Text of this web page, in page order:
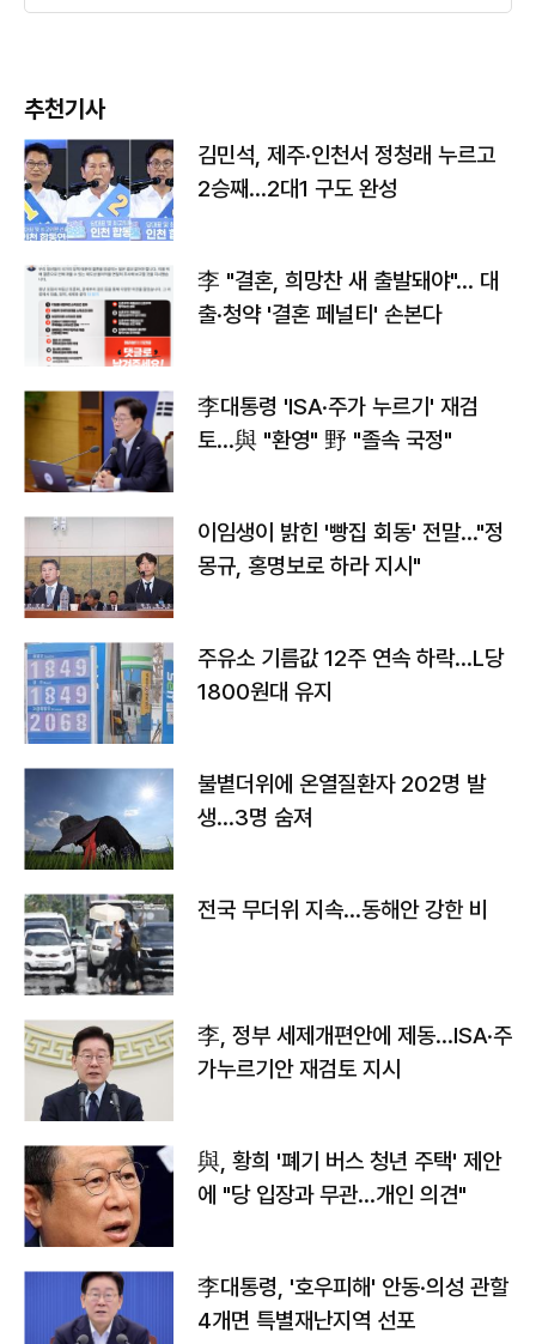
추천기사
김민석, 제주·인천서 정청래 누르고
2승째…2대1 구도 완성
李 "결혼, 희망찬 새 출발돼야"… 대
출·청약 '결혼 페널티' 손본다
李대통령 'ISA·주가 누르기' 재검
토…與 "환영" 野 "졸속 국정"
이임생이 밝힌 '빵집 회동' 전말…"정
몽규, 홍명보로 하라 지시"
주유소 기름값 12주 연속 하락…L당
1800원대 유지
불볕더위에 온열질환자 202명 발
생…3명 숨져
전국 무더위 지속…동해안 강한 비
李, 정부 세제개편안에 제동…ISA·주
가누르기안 재검토 지시
與, 황희 '폐기 버스 청년 주택' 제안
에 "당 입장과 무관…개인 의견"
李대통령, '호우피해' 안동·의성 관할
4개면 특별재난지역 선포